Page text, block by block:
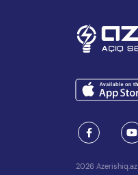
2026 Azerishiq.az